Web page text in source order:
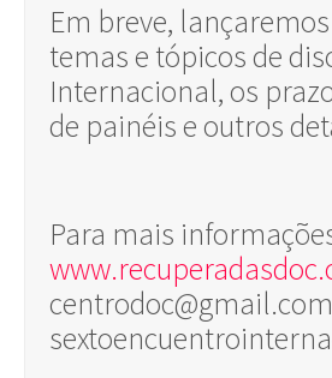
Em breve,
temas e tópicos de
Internacional, os
de painéis e outros
Para mais
centrodoc@gmail.com